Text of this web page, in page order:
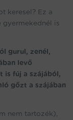
keresel? Ez a
gyermekednél is
gurul, zenél,
levő
is fúj a szájából,
gőzt a szájában
nem tartozék),